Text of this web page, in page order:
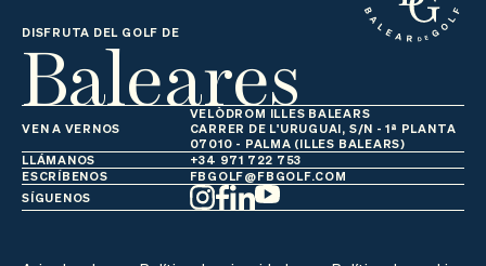
DISFRUTA DEL GOLF DE
Baleares
VEN A VERNOS
VELÒDROM ILLES BALEARS
CARRER DE L'URUGUAI, S/N - 1ª PLANTA
07010 - PALMA (ILLES BALEARS)
LLÁMANOS
+34 971 722 753
ESCRÍBENOS
FBGOLF@FBGOLF.COM
SÍGUENOS